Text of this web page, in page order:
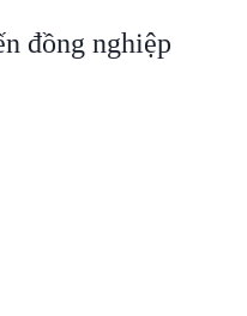
đồng nghiệp